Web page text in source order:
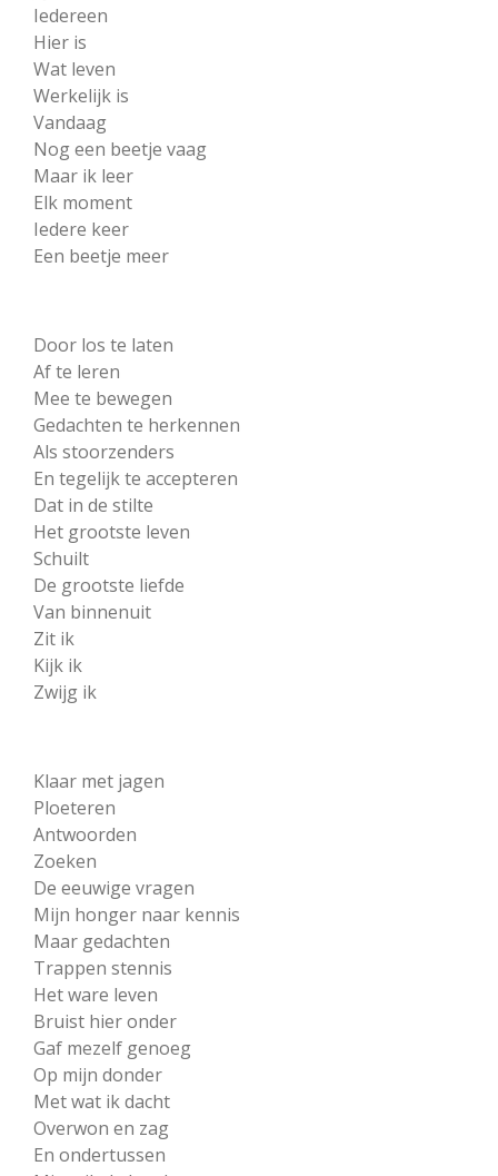
Iedereen
Hier is
Wat leven
Werkelijk is
Vandaag
Nog een beetje vaag
Maar ik leer
Elk moment
Iedere keer
Een beetje meer
Door los te laten
Af te leren
Mee te bewegen
Gedachten te herkennen
Als stoorzenders
En tegelijk te accepteren
Dat in de stilte
Het grootste leven
Schuilt
De grootste liefde
Van binnenuit
Zit ik
Kijk ik
Zwijg ik
Klaar met jagen
Ploeteren
Antwoorden
Zoeken
De eeuwige vragen
Mijn honger naar kennis
Maar gedachten
Trappen stennis
Het ware leven
Bruist hier onder
Gaf mezelf genoeg
Op mijn donder
Met wat ik dacht
Overwon en zag
En ondertussen